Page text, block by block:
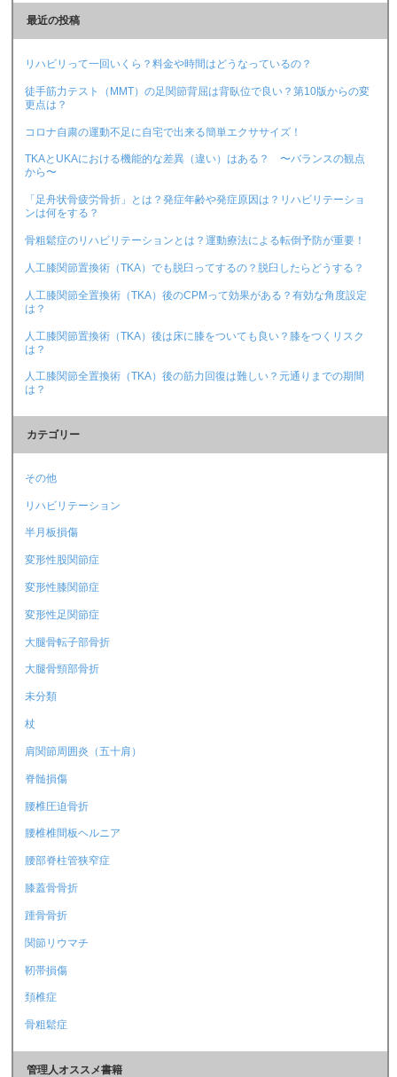
最近の投稿
リハビリって一回いくら？料金や時間はどうなっているの？
徒手筋力テスト（MMT）の足関節背屈は背臥位で良い？第10版からの変
更点は？
コロナ自粛の運動不足に自宅で出来る簡単エクササイズ！
TKAとUKAにおける機能的な差異（違い）はある？ 〜バランスの観点
から〜
「足舟状骨疲労骨折」とは？発症年齢や発症原因は？リハビリテーショ
ンは何をする？
骨粗鬆症のリハビリテーションとは？運動療法による転倒予防が重要！
人工膝関節置換術（TKA）でも脱臼ってするの？脱臼したらどうする？
人工膝関節全置換術（TKA）後のCPMって効果がある？有効な角度設定
は？
人工膝関節置換術（TKA）後は床に膝をついても良い？膝をつくリスク
は？
人工膝関節全置換術（TKA）後の筋力回復は難しい？元通りまでの期間
は？
カテゴリー
その他
リハビリテーション
半月板損傷
変形性股関節症
変形性膝関節症
変形性足関節症
大腿骨転子部骨折
大腿骨頸部骨折
未分類
杖
肩関節周囲炎（五十肩）
脊髄損傷
腰椎圧迫骨折
腰椎椎間板ヘルニア
腰部脊柱管狭窄症
膝蓋骨骨折
踵骨骨折
関節リウマチ
靭帯損傷
頚椎症
骨粗鬆症
管理人オススメ書籍